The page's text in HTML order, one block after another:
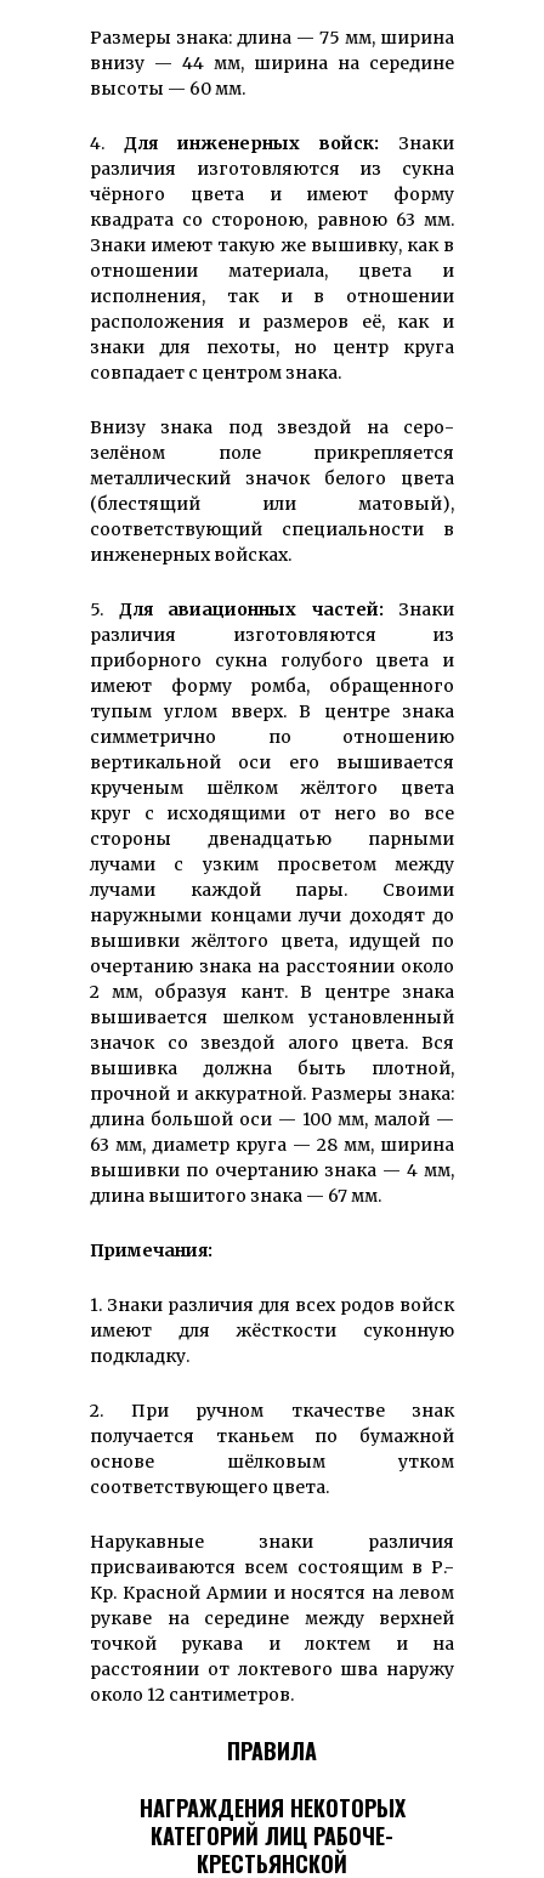
Размеры знака: длина — 75 мм, ширина
внизу — 44 мм, ширина на середине
высоты — 60 мм.
4. Для инженерных войск: Знаки
различия изготовляются из сукна
чёрного цвета и имеют форму
квадрата со стороною, равною 63 мм.
Знаки имеют такую же вышивку, как в
отношении материала, цвета и
исполнения, так и в отношении
расположения и размеров её, как и
знаки для пехоты, но центр круга
совпадает с центром знака.
Внизу знака под звездой на серо-
зелёном поле прикрепляется
металлический значок белого цвета
(блестящий или матовый),
соответствующий специальности в
инженерных войсках.
5. Для авиационных частей: Знаки
различия изготовляются из
приборного сукна голубого цвета и
имеют форму ромба, обращенного
тупым углом вверх. В центре знака
симметрично по отношению
вертикальной оси его вышивается
крученым шёлком жёлтого цвета
круг с исходящими от него во все
стороны двенадцатью парными
лучами с узким просветом между
лучами каждой пары. Своими
наружными концами лучи доходят до
вышивки жёлтого цвета, идущей по
очертанию знака на расстоянии около
2 мм, образуя кант. В центре знака
вышивается шелком установленный
значок со звездой алого цвета. Вся
вышивка должна быть плотной,
прочной и аккуратной. Размеры знака:
длина большой оси — 100 мм, малой —
63 мм, диаметр круга — 28 мм, ширина
вышивки по очертанию знака — 4 мм,
длина вышитого знака — 67 мм.
Примечания:
1. Знаки различия для всех родов войск
имеют для жёсткости суконную
подкладку.
2. При ручном ткачестве знак
получается тканьем по бумажной
основе шёлковым утком
соответствующего цвета.
Нарукавные знаки различия
присваиваются всем состоящим в Р.-
Кр. Красной Армии и носятся на левом
рукаве на середине между верхней
точкой рукава и локтем и на
расстоянии от локтевого шва наружу
около 12 сантиметров.
ПРАВИЛА
НАГРАЖДЕНИЯ НЕКОТОРЫХ
КАТЕГОРИЙ ЛИЦ РАБОЧЕ-
КРЕСТЬЯНСКОЙ